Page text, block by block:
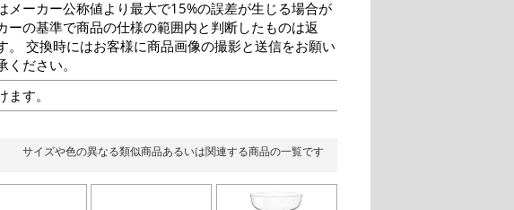
メーカー公称値より最大で15%の誤差が生じる場合が
ーの基準で商品の仕様の範囲内と判断したものは返
。 交換時にはお客様に商品画像の撮影と送信をお願い
ださい。
す。
サイズや色の異なる類似商品あるいは関連する商品の一覧です